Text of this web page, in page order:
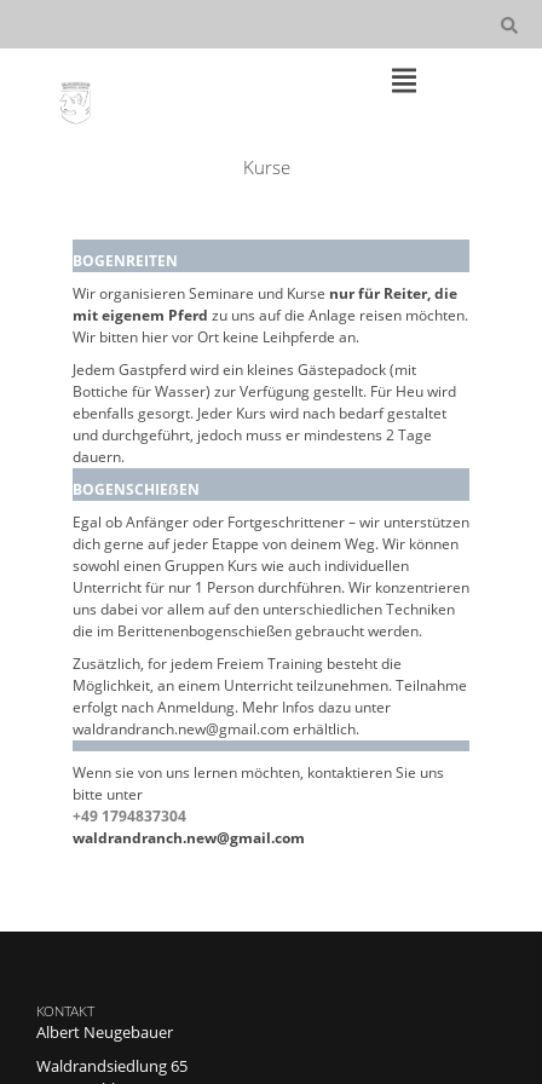
content
Kurse
BOGENREITEN
Wir organisieren Seminare und Kurse nur für Reiter, die
mit eigenem Pferd zu uns auf die Anlage reisen möchten.
Wir bitten hier vor Ort keine Leihpferde an.
Jedem Gastpferd wird ein kleines Gästepadock (mit
Bottiche für Wasser) zur Verfügung gestellt. Für Heu wird
ebenfalls gesorgt. Jeder Kurs wird nach bedarf gestaltet
und durchgeführt, jedoch muss er mindestens 2 Tage
dauern.
BOGENSCHIEẞEN
Egal ob Anfänger oder Fortgeschrittener – wir unterstützen
dich gerne auf jeder Etappe von deinem Weg. Wir können
sowohl einen Gruppen Kurs wie auch individuellen
Unterricht für nur 1 Person durchführen. Wir konzentrieren
uns dabei vor allem auf den unterschiedlichen Techniken
die im Berittenenbogenschießen gebraucht werden.
Zusätzlich, for jedem Freiem Training besteht die
Möglichkeit, an einem Unterricht teilzunehmen. Teilnahme
erfolgt nach Anmeldung. Mehr Infos dazu unter
waldrandranch.new@gmail.com erhältlich.
Wenn sie von uns lernen möchten, kontaktieren Sie uns
bitte unter
+49 1794837304
waldrandranch.new@gmail.com
KONTAKT
Albert Neugebauer
Waldrandsiedlung 65